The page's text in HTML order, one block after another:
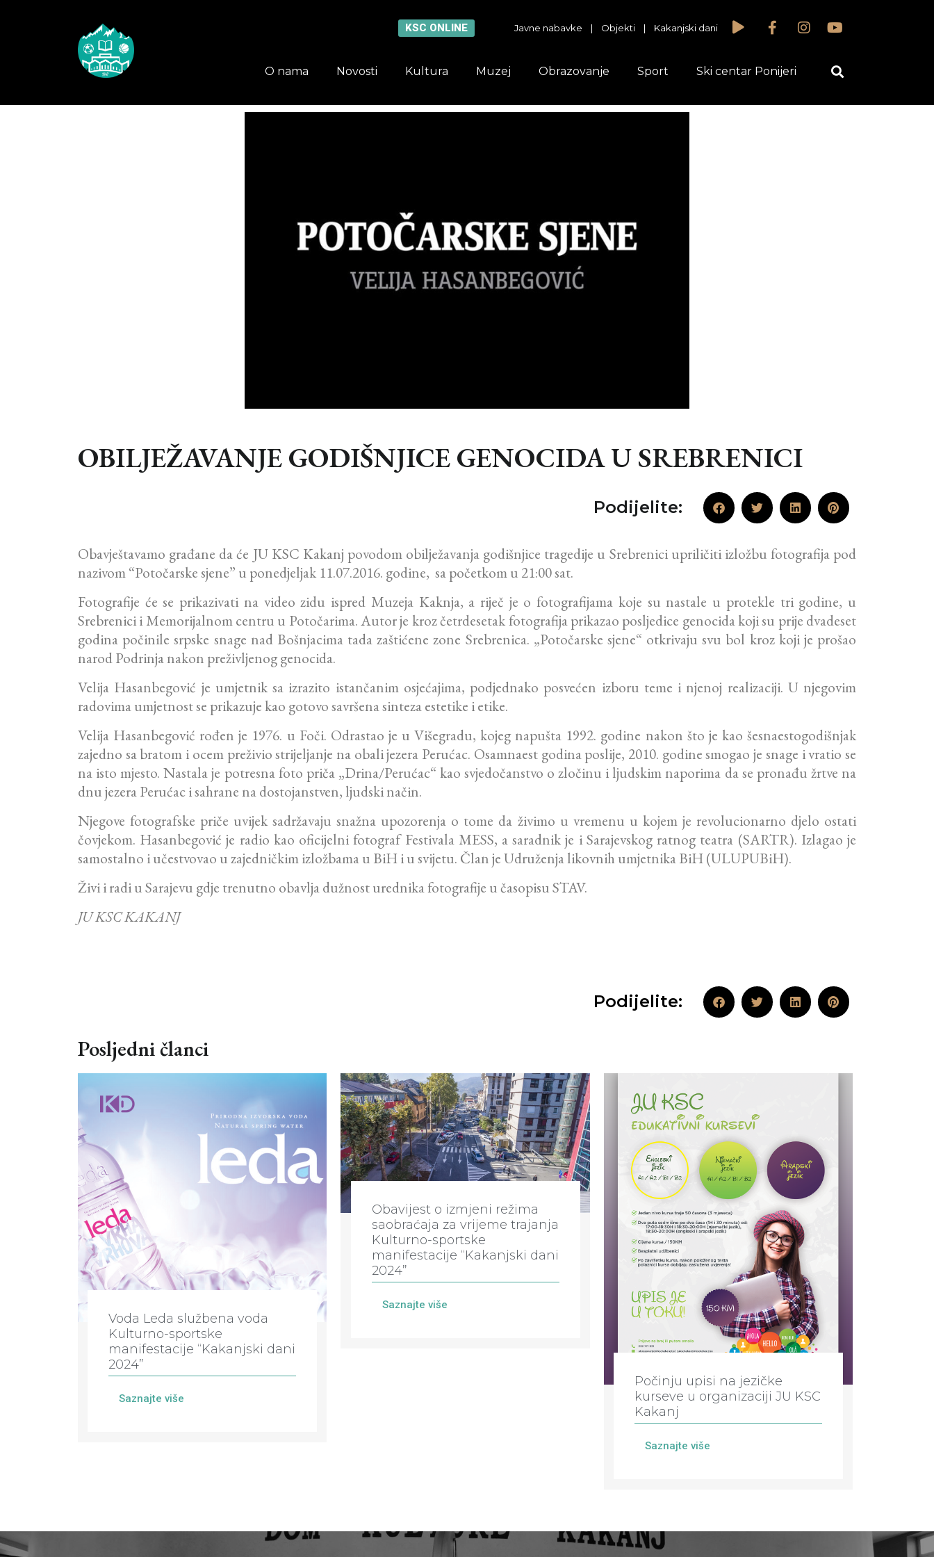
KSC ONLINE Javne nabavke | Objekti | Kakanjski dani
O nama Novosti Kultura Muzej Obrazovanje Sport Ski centar Ponijeri
OBILJEŽAVANJE GODIŠNJICE GENOCIDA U SREBRENICI
Podijelite:
Obavještavamo građane da će JU KSC Kakanj povodom obilježavanja godišnjice tragedije u Srebrenici upriličiti izložbu fotografija pod
nazivom “Potočarske sjene” u ponedjeljak 11.07.2016. godine, sa početkom u 21:00 sat.
Fotografije će se prikazivati na video zidu ispred Muzeja Kaknja, a riječ je o fotografijama koje su nastale u protekle tri godine, u
Srebrenici i Memorijalnom centru u Potočarima. Autor je kroz četrdesetak fotografija prikazao posljedice genocida koji su prije dvadeset
godina počinile srpske snage nad Bošnjacima tada zaštićene zone Srebrenica. „Potočarske sjene“ otkrivaju svu bol kroz koji je prošao
narod Podrinja nakon preživljenog genocida.
Velija Hasanbegović je umjetnik sa izrazito istančanim osjećajima, podjednako posvećen izboru teme i njenoj realizaciji. U njegovim
radovima umjetnost se prikazuje kao gotovo savršena sinteza estetike i etike.
Velija Hasanbegović rođen je 1976. u Foči. Odrastao je u Višegradu, kojeg napušta 1992. godine nakon što je kao šesnaestogodišnjak
zajedno sa bratom i ocem preživio strijeljanje na obali jezera Perućac. Osamnaest godina poslije, 2010. godine smogao je snage i vratio se
na isto mjesto. Nastala je potresna foto priča „Drina/Perućac“ kao svjedočanstvo o zločinu i ljudskim naporima da se pronađu žrtve na
dnu jezera Perućac i sahrane na dostojanstven, ljudski način.
Njegove fotografske priče uvijek sadržavaju snažna upozorenja o tome da živimo u vremenu u kojem je revolucionarno djelo ostati
čovjekom. Hasanbegović je radio kao oficijelni fotograf Festivala MESS, a saradnik je i Sarajevskog ratnog teatra (SARTR). Izlagao je
samostalno i učestvovao u zajedničkim izložbama u BiH i u svijetu. Član je Udruženja likovnih umjetnika BiH (ULUPUBiH).
Živi i radi u Sarajevu gdje trenutno obavlja dužnost urednika fotografije u časopisu STAV.
JU KSC KAKANJ
Podijelite:
Posljedni članci
Voda Leda službena voda
Kulturno-sportske
manifestacije “Kakanjski dani
2024”
Saznajte više
Obavijest o izmjeni režima
saobraćaja za vrijeme trajanja
Kulturno-sportske
manifestacije “Kakanjski dani
2024”
Saznajte više
Počinju upisi na jezičke
kurseve u organizaciji JU KSC
Kakanj
Saznajte više